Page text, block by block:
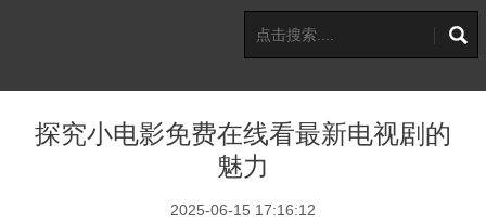
探究小电影免费在线看最新电视剧的
魅力
2025-06-15 17:16:12